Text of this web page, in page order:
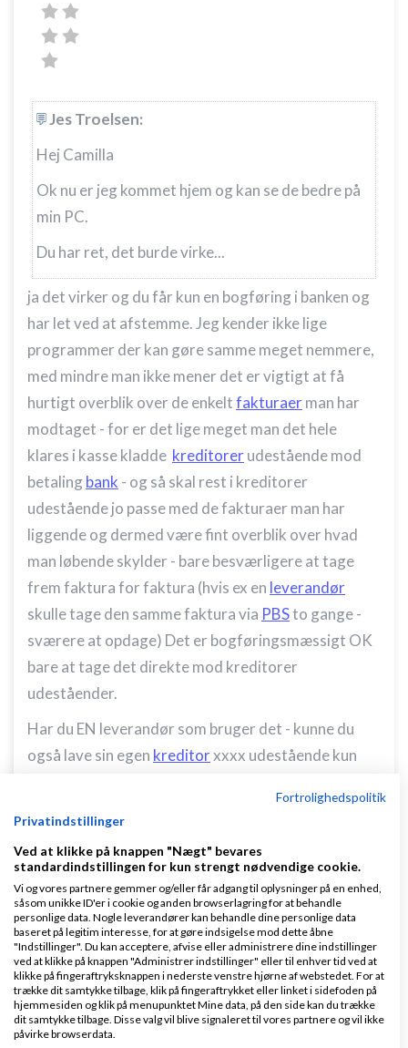
Jes Troelsen:
Hej Camilla
Ok nu er jeg kommet hjem og kan se de bedre på
min PC.
Du har ret, det burde virke...
ja det virker og du får kun en bogføring i banken og
har let ved at afstemme. Jeg kender ikke lige
programmer der kan gøre samme meget nemmere,
med mindre man ikke mener det er vigtigt at få
hurtigt overblik over de enkeltfakturaerman har
modtaget - for er det lige meget man det hele
klares i kasse kladde kreditorerudestående mod
betaling bank - og så skal rest i kreditorer
udestående jo passe med de fakturaer man har
liggende og dermed være fint overblik over hvad
man løbende skylder - bare besværligere at tage
frem faktura for faktura (hvis ex en leverandør
skulle tage den samme faktura via PBSto gange -
sværere at opdage) Det er bogføringsmæssigt OK
bare at tage det direkte mod kreditorer
udeståender.
Har du EN leverandør som bruger det - kunne du
også lave sin egen kreditorxxxx udestående kun
Man kan sikkert lave noget med den tager en
periode - en måned - samlet - men så er der nogen
der kører 28-28 fra måned til måned når de kræver i
PBS i stedet for 1-31 eller andre intervaller - så det
er måske ikke der det største behov ligger i Dinero
lige nu synes jeg
Godt med indput i øvrigt Jes
Fortrolighedspolitik
Privatindstillinger
Ved at klikke på knappen "Nægt" bevares
standardindstillingen for kun strengt nødvendige cookie.
Vi og vores partnere gemmer og/eller får adgang til oplysninger på en enhed,
såsom unikke ID'er i cookie og anden browserlagring for at behandle
personlige data. Nogle leverandører kan behandle dine personlige data
baseret på legitim interesse, for at gøre indsigelse mod dette åbne
"Indstillinger". Du kan acceptere, afvise eller administrere dine indstillinger
ved at klikke på knappen "Administrer indstillinger" eller til enhver tid ved at
klikke på fingeraftryksknappen i nederste venstre hjørne af webstedet. For at
trække dit samtykke tilbage, klik på fingeraftrykket eller linket i sidefoden på
hjemmesiden og klik på menupunktet Mine data, på den side kan du trække
dit samtykke tilbage. Disse valg vil blive signaleret til vores partnere og vil ikke
påvirke browserdata.